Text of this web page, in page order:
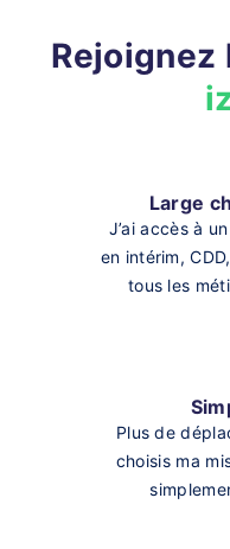
Rejoignez
Large
J’ai accès à
en intérim,
tous les
Plus de
choisis ma